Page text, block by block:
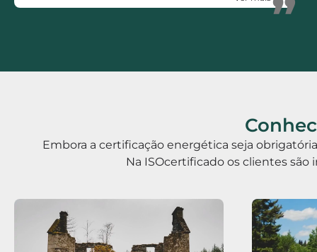
”
Rápidos, Eficientes, polivalentes e Honestos.
Embora a certificação energética seja
Na ISOcertificado os clientes